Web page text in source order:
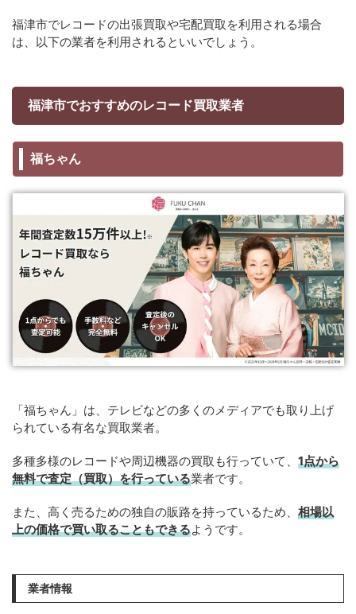
福津市でレコードの出張買取や宅配買取を利用される場合
は、以下の業者を利用されるといいでしょう。
福津市でおすすめのレコード買取業者
福ちゃん
「福ちゃん」は、テレビなどの多くのメディアでも取り上げ
られている有名な買取業者。
多種多様のレコードや周辺機器の買取も行っていて、 1点から
無料で査定（買取）を行っている業者です。
また、高く売るための独自の販路を持っているため、 相場以
上の価格で買い取ることもできるようです。
業者情報